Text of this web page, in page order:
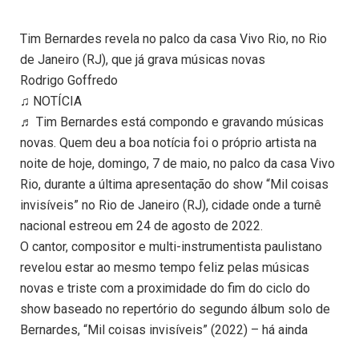
Tim Bernardes revela no palco da casa Vivo Rio, no Rio
de Janeiro (RJ), que já grava músicas novas
Rodrigo Goffredo
♫ NOTÍCIA
♬ Tim Bernardes está compondo e gravando músicas
novas. Quem deu a boa notícia foi o próprio artista na
noite de hoje, domingo, 7 de maio, no palco da casa Vivo
Rio, durante a última apresentação do show “Mil coisas
invisíveis” no Rio de Janeiro (RJ), cidade onde a turnê
nacional estreou em 24 de agosto de 2022.
O cantor, compositor e multi-instrumentista paulistano
revelou estar ao mesmo tempo feliz pelas músicas
novas e triste com a proximidade do fim do ciclo do
show baseado no repertório do segundo álbum solo de
Bernardes, “Mil coisas invisíveis” (2022) – há ainda